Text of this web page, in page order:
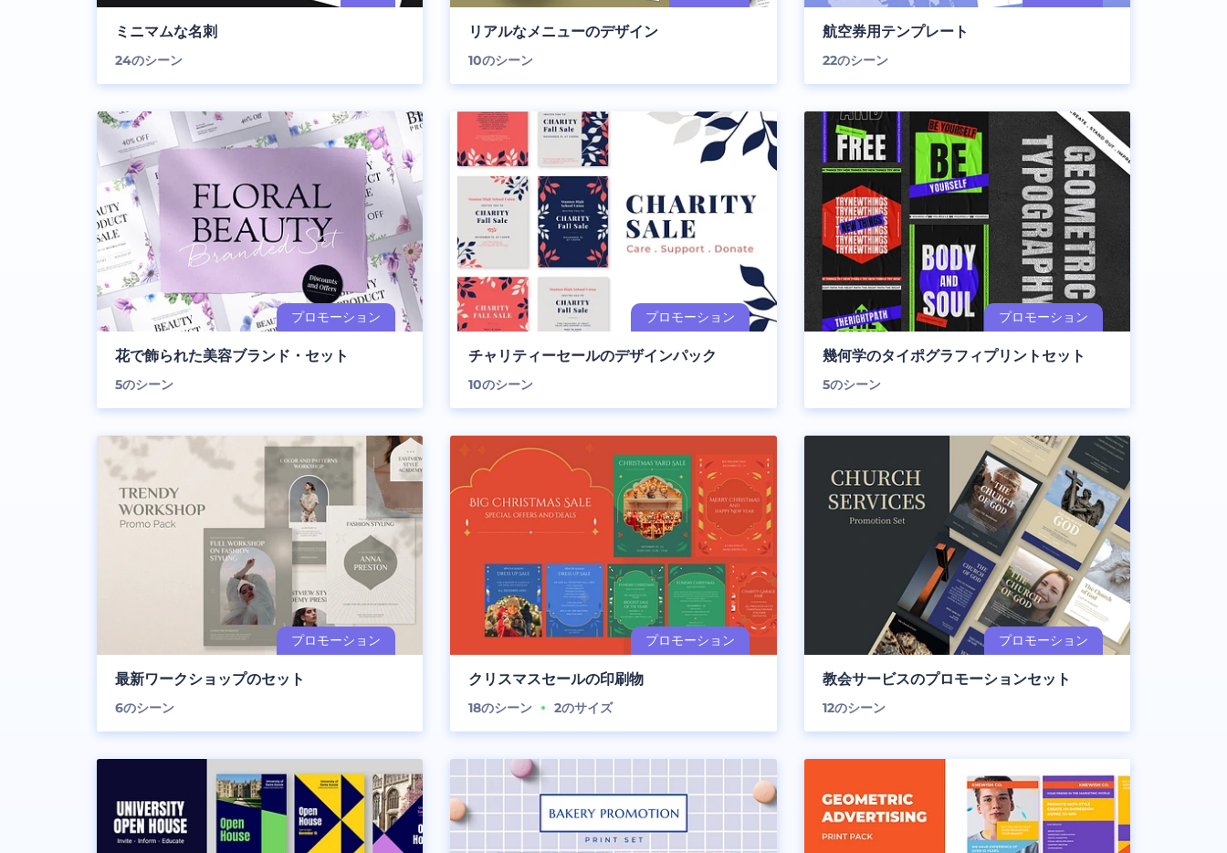
ミニマムな名刺
24のシーン
リアルなメニューのデザイン
10のシーン
航空券用テンプレート
22のシーン
花で飾られた美容ブランド・セット
5のシーン
チャリティーセールのデザインパック
10のシーン
幾何学のタイポグラフィプリントセット
5のシーン
最新ワークショップのセット
6のシーン
クリスマスセールの印刷物
18のシーン 2のサイズ
教会サービスのプロモーションセット
12のシーン